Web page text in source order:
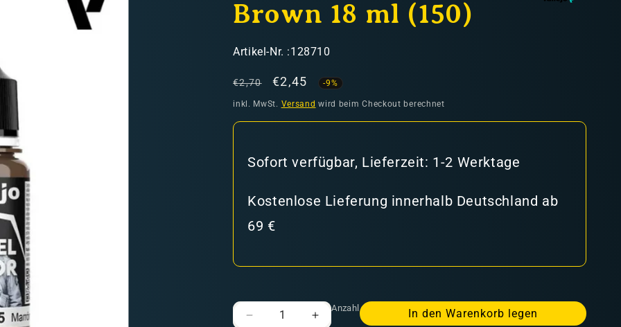
Brown 18 ml (150)
SKU:
Artikel-Nr. :128710
Normaler
Preis
€2,70 Verkaufspreis
€2,45 -9%
inkl. MwSt. Versand wird beim Checkout berechnet
Sofort verfügbar, Lieferzeit: 1-2 Werktage
Kostenlose Lieferung innerhalb Deutschland ab
69 €
In den Warenkorb legen
Anzahl
Verringere
Erhöhe
in den Versandkosten